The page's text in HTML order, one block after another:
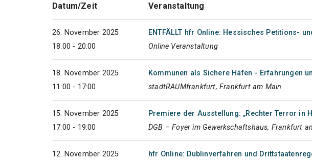
Datum/Zeit Veranstaltung
26. November 2025
18:00 - 20:00
ENTFÄLLT hfr Online: Hessisches Petitions-
Online Veranstaltung
18. November 2025
11:00 - 17:00
Kommunen als Sichere Häfen - Erfahrungen
stadtRAUMfrankfurt, Frankfurt am Main
15. November 2025
17:00 - 19:00
Premiere der Ausstellung: „Rechter Terror in
DGB – Foyer im Gewerkschaftshaus, Frankfurt
12. November 2025
hfr Online: Dublinverfahren und